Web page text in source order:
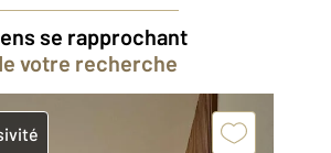
se rapprochant
votre recherche